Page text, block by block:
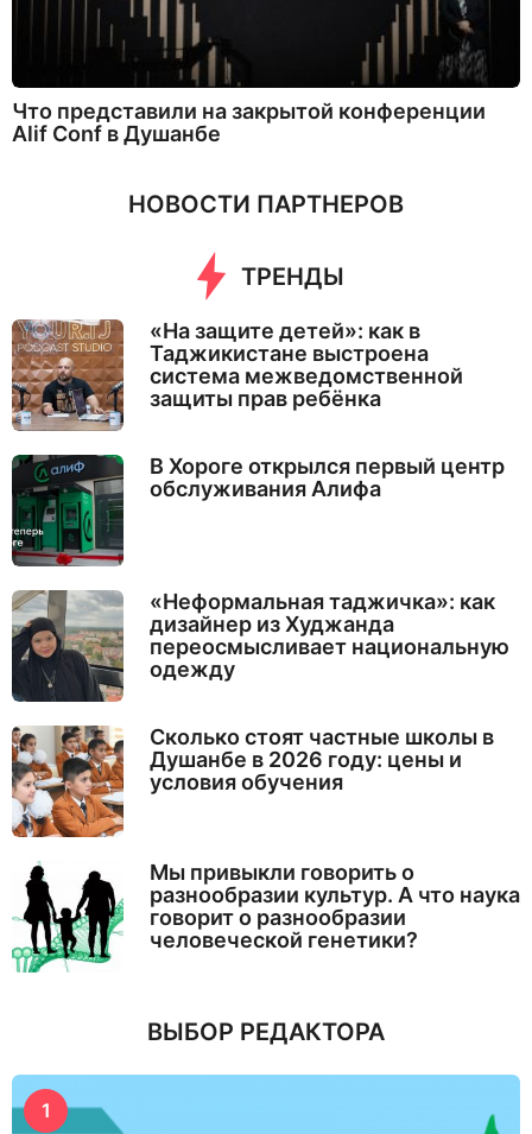
Что представили на закрытой конференции
Alif Conf в Душанбе
НОВОСТИ ПАРТНЕРОВ
ТРЕНДЫ
«На защите детей»: как в
Таджикистане выстроена
система межведомственной
защиты прав ребёнка
В Хороге открылся первый центр
обслуживания Алифа
«Неформальная таджичка»: как
дизайнер из Худжанда
переосмысливает национальную
одежду
Сколько стоят частные школы в
Душанбе в 2026 году: цены и
условия обучения
Мы привыкли говорить о
разнообразии культур. А что наука
говорит о разнообразии
человеческой генетики?
ВЫБОР РЕДАКТОРА
1